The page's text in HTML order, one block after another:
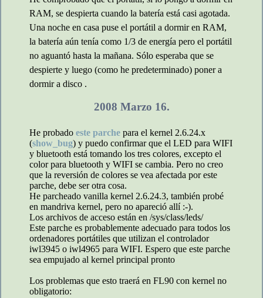
RAM, se despierta cuando la batería está casi agotada.
Una noche en casa puse el portátil a dormir en RAM,
la batería aún tenía como 1/3 de energía pero el portátil
no aguantó hasta la mañana. Sólo esperaba que se
despierte y luego (como he predeterminado) poner a
dormir a disco .
2008 Marzo 16.
He probado este parche para el kernel 2.6.24.x
(show_bug) y puedo confirmar que el LED para WIFI
y bluetooth está tomando los tres colores, excepto el
color para bluetooth y WIFI se cambia. Pero no creo
que la reversión de colores se vea afectada por este
parche, debe ser otra cosa.
He parcheado vanilla kernel 2.6.24.3, también probé
en mandriva kernel, pero no apareció allí :-).
Los archivos de acceso están en /sys/class/leds/
Este parche es probablemente adecuado para todos los
ordenadores portátiles que utilizan el controlador
iwl3945 o iwl4965 para WIFI. Espero que este parche
sea empujado al kernel principal pronto
Los problemas que esto traerá en FL90 con kernel no
obligatorio: